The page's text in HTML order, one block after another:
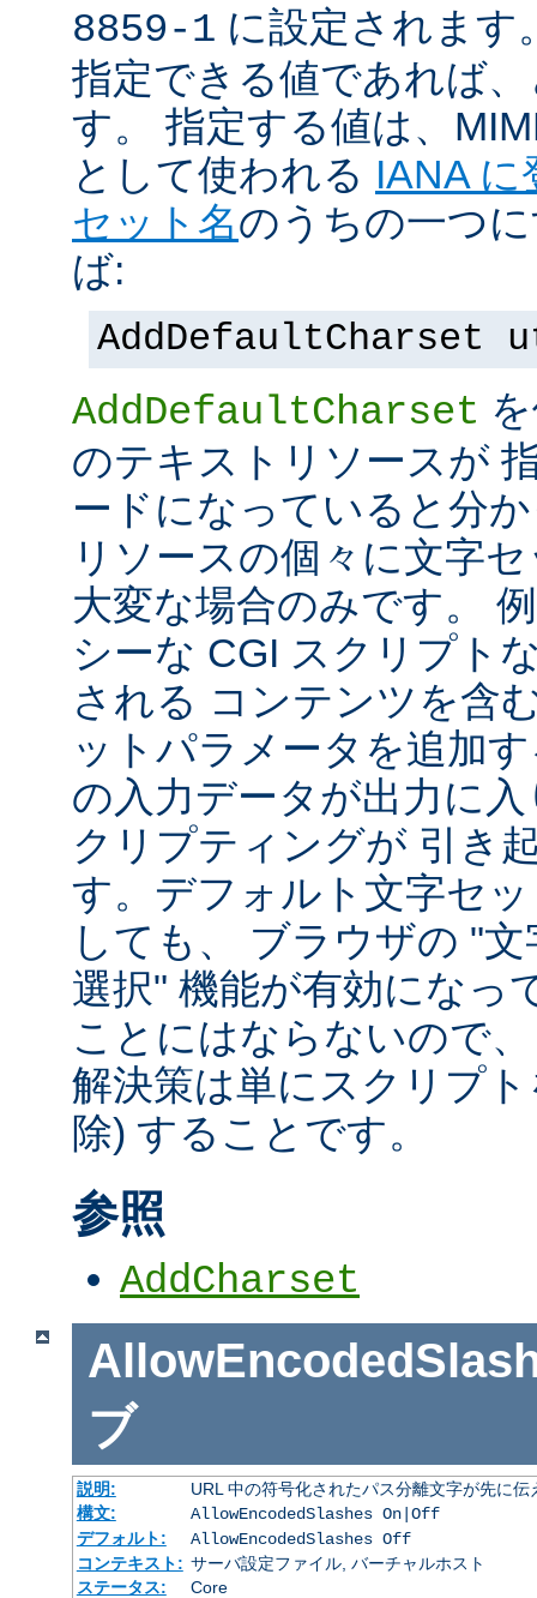
8859-1 に設定されま
指定できる値であれば
す。 指定する値は、
として使われる IANA
セット名のうちの一つ
ば:
AddDefaultCharset
AddDefaultCharset
のテキストリソースが
ードになっていると分
リソースの個々に文字
大変な場合のみです。
シーな CGI スクリプト
される コンテンツを含
ットパラメータを追加
の入力データが出力に
クリプティングが 引き
す。デフォルト文字セ
しても、 ブラウザの "
選択" 機能が有効になっ
ことにはならないので
解決策は単にスクリプ
除) することです。
参照
AddCharset
ブ
説明:
URL 中の符号化されたパス分離文字が先に
構文:
AllowEncodedSlashes On|Off
デフォルト:
AllowEncodedSlashes Off
コンテキスト: サーバ設定ファイル, バーチャルホスト
ステータス:
Core